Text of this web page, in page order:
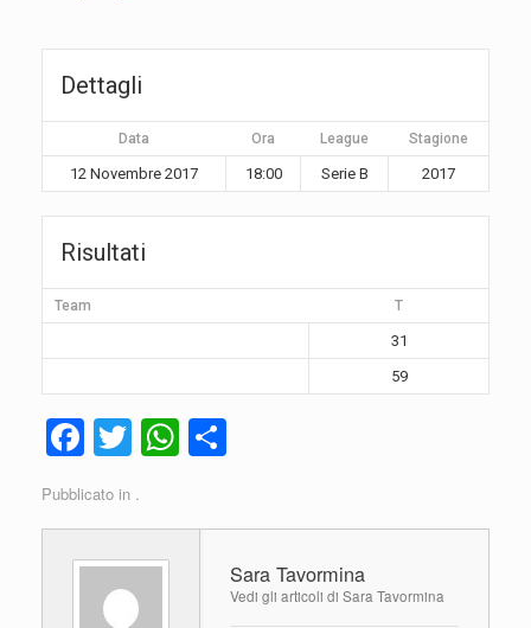
Dettagli
Data Ora League Stagione
12 Novembre 2017 18:00 Serie B 2017
Risultati
Team T
31
59
F
a
c
e
b
T
wi
tt
er
W
h
vi
Pubblicato in .
Sara Tavormina
Vedi gli articoli di Sara Tavormina